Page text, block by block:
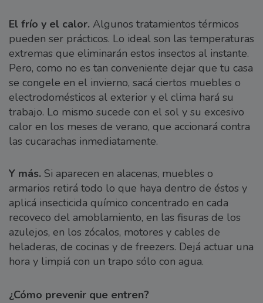
El frío y el calor. Algunos tratamientos térmicos
pueden ser prácticos. Lo ideal son las temperaturas
extremas que eliminarán estos insectos al instante.
Pero, como no es tan conveniente dejar que tu casa
se congele en el invierno, sacá ciertos muebles o
electrodomésticos al exterior y el clima hará su
trabajo. Lo mismo sucede con el sol y su excesivo
calor en los meses de verano, que accionará contra
las cucarachas inmediatamente.
Y más. Si aparecen en alacenas, muebles o
armarios retirá todo lo que haya dentro de éstos y
aplicá insecticida químico concentrado en cada
recoveco del amoblamiento, en las fisuras de los
azulejos, en los zócalos, motores y cables de
heladeras, de cocinas y de freezers. Dejá actuar una
hora y limpiá con un trapo sólo con agua.
¿Cómo prevenir que entren?